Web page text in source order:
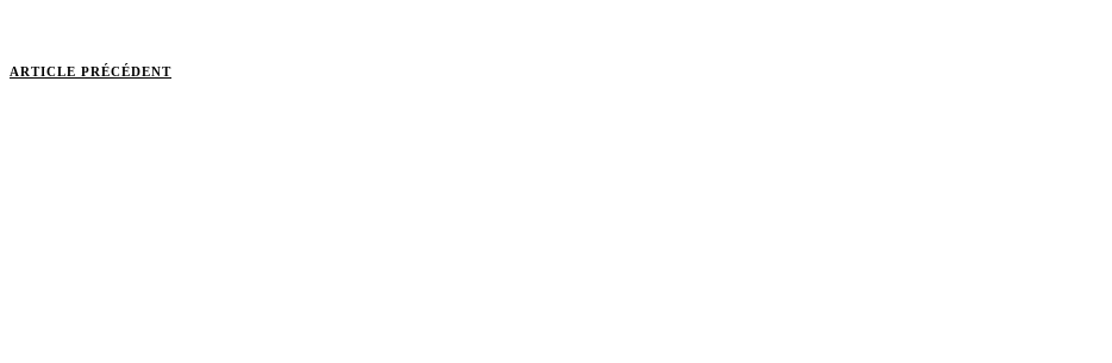
ARTICLE PRÉCÉDENT